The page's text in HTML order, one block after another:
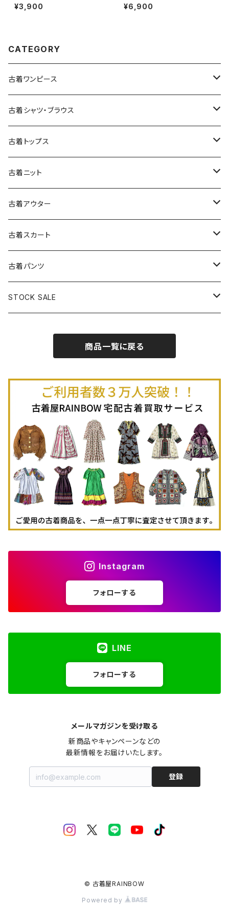
ロゴ コットン100％ 長袖 Ｔシャ
ツ 赤 (ttu2501067)
¥3,900
開き 無地 ワンポイント ナイロ
ン100％ 長袖 アウター ライトジ
¥6,900
CATEGORY
古着ワンピース
古着長袖ワンピース
古着半袖ワンピース
古着ノースリーブワンピース
古着キャミソールワンピース
古着ベアトップワンピース
古着オールインワン
古着オーバーオール
古着シャツ・ブラウス
古着長袖シャツ・ブラウス
古着半袖シャツ・ブラウス
古着ノースリーブシャツ・ブラウス
古着トップス
古着スウェット&パーカー
古着スウェット
古着パーカー
古着プルオーバー
古着長袖プルオーバー
古着半袖プルオーバー
古着Ｔシャツ
古着長袖Ｔシャツ
古着半袖Ｔシャツ
古着ベスト
古着キャミソール
古着ポロシャツ
古着長袖ポロシャツ
古着スウェット
古着パーカー
古着タンクトップ
古着ニット
古着セーター
古着カーディガン
古着半袖ニット
古着ニットアウター
古着アウター
古着ライトジャケット
古着ライトコート
古着ヘビージャケット
古着羽織り
古着スカート
古着ロング丈スカート (丈76cm-)
古着膝丈スカート (丈56-75cm)
古着ミニ丈スカート (丈56-75cm)
古着パンツ
古着ロング丈パンツ
STOCK SALE
Autumn / Winter
商品一覧に戻る
Instagram
フォローする
LINE
フォローする
メールマガジンを受け取る
新商品やキャンペーンなどの
最新情報をお届けいたします。
登録
© 古着屋RAINBOW
Powered by